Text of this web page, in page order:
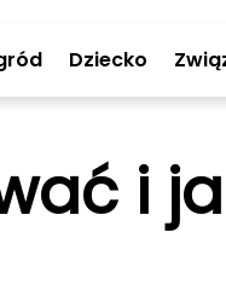
Dziecko
i